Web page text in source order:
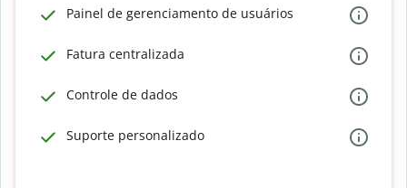
Painel de gerenciamento de usuários
Fatura centralizada
Controle de dados
Suporte personalizado